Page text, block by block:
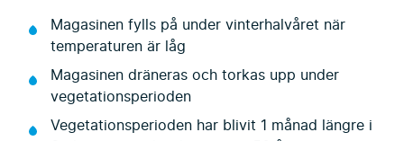
Magasinen fylls på under vinterhalvåret när
temperaturen är låg
Magasinen dräneras och torkas upp under
vegetationsperioden
Vegetationsperioden har blivit 1 månad längre i